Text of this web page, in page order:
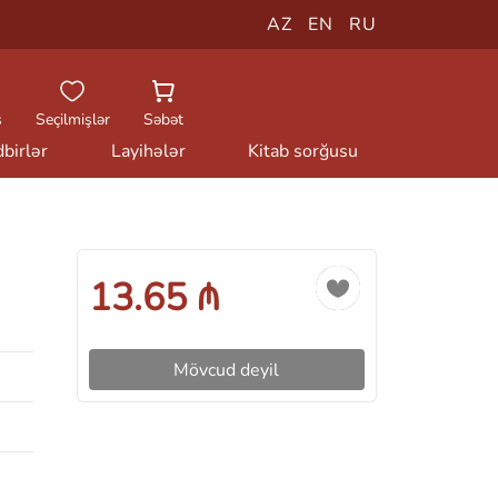
AZ EN RU
Seçilmişlər Səbət
Layihələr Kitab sorğusu
13.65 ₼
Mövcud deyil